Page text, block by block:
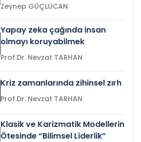
Zeynep GÜÇLÜCAN
Yapay zeka çağında insan
olmayı koruyabilmek
Prof.Dr. Nevzat TARHAN
Kriz zamanlarında zihinsel zırh
Prof.Dr. Nevzat TARHAN
Klasik ve Karizmatik Modellerin
Ötesinde “Bilimsel Liderlik”